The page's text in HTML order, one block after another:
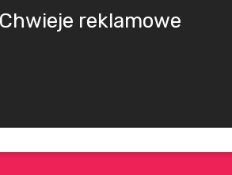
Chwieje reklamowe